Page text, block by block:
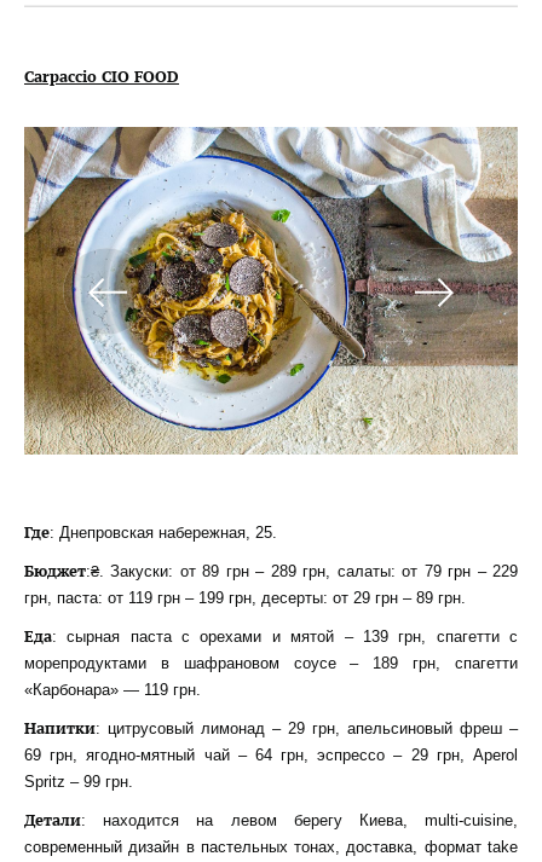
Carpaccio CIO FOOD
Где: Днепровская набережная, 25.
Бюджет:₴. Закуски: от 89 грн – 289 грн, салаты: от 79 грн – 229
грн, паста: от 119 грн – 199 грн, десерты: от 29 грн – 89 грн.
Еда: сырная паста с орехами и мятой – 139 грн, спагетти с
морепродуктами в шафрановом соусе – 189 грн, спагетти
«Карбонара» — 119 грн.
Напитки: цитрусовый лимонад – 29 грн, апельсиновый фреш –
69 грн, ягодно-мятный чай – 64 грн, эспрессо – 29 грн, Aperol
Spritz – 99 грн.
Детали: находится на левом берегу Киева, multi-cuisine,
современный дизайн в пастельных тонах, доставка, формат take